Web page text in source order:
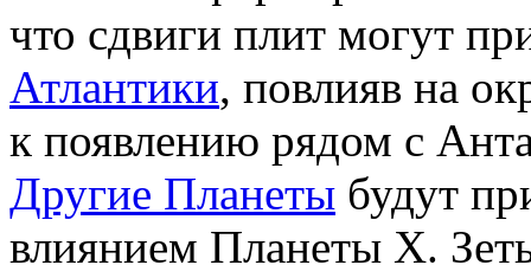
что сдвиги плит могут
Атлантики, повлияв на
к появлению рядом с
Другие Планеты будут
влиянием Планеты Х.